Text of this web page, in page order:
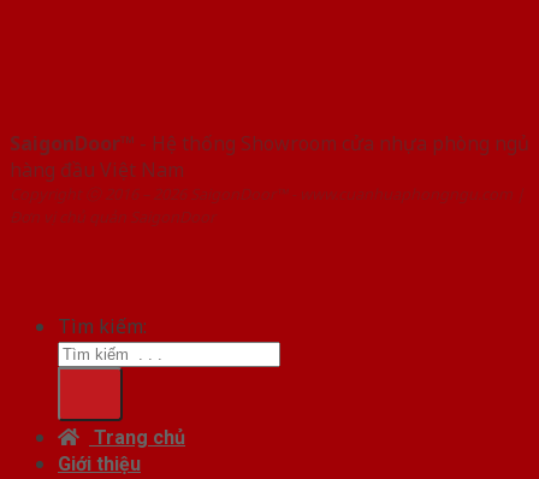
SaigonDoor™ - Hệ thống Showroom cửa nhựa phòng ngủ
hàng đầu Việt Nam
Copyright ⓒ 2016 – 2026 SaigonDoor™ - www.cuanhuaphongngu.com |
Đơn vị chủ quản SaigonDoor
Tìm kiếm:
Trang chủ
Giới thiệu